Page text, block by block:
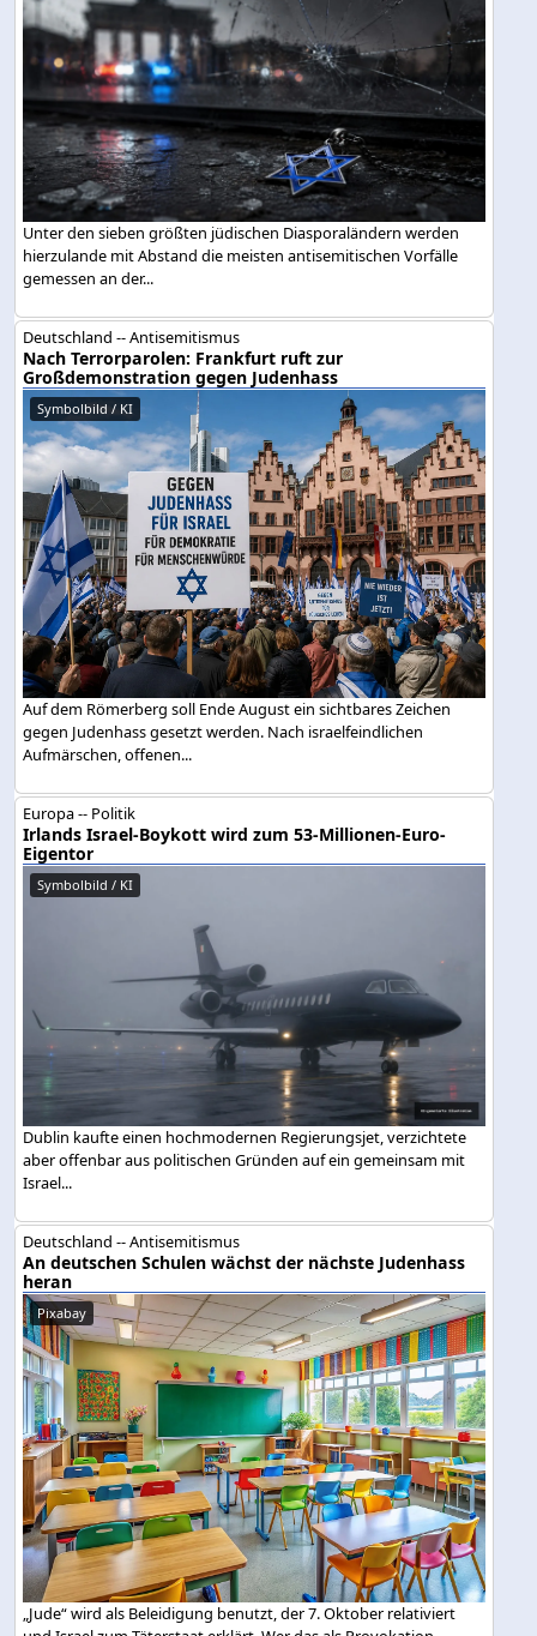
Unter den sieben größten jüdischen Diasporaländern werden
hierzulande mit Abstand die meisten antisemitischen Vorfälle
gemessen an der...
Deutschland -- Antisemitismus
Nach Terrorparolen: Frankfurt ruft zur
Großdemonstration gegen Judenhass
Symbolbild / KI
Auf dem Römerberg soll Ende August ein sichtbares Zeichen
gegen Judenhass gesetzt werden. Nach israelfeindlichen
Aufmärschen, offenen...
Europa -- Politik
Irlands Israel-Boykott wird zum 53-Millionen-Euro-
Eigentor
Symbolbild / KI
Dublin kaufte einen hochmodernen Regierungsjet, verzichtete
aber offenbar aus politischen Gründen auf ein gemeinsam mit
Israel...
Deutschland -- Antisemitismus
An deutschen Schulen wächst der nächste Judenhass
heran
Pixabay
„Jude“ wird als Beleidigung benutzt, der 7. Oktober relativiert